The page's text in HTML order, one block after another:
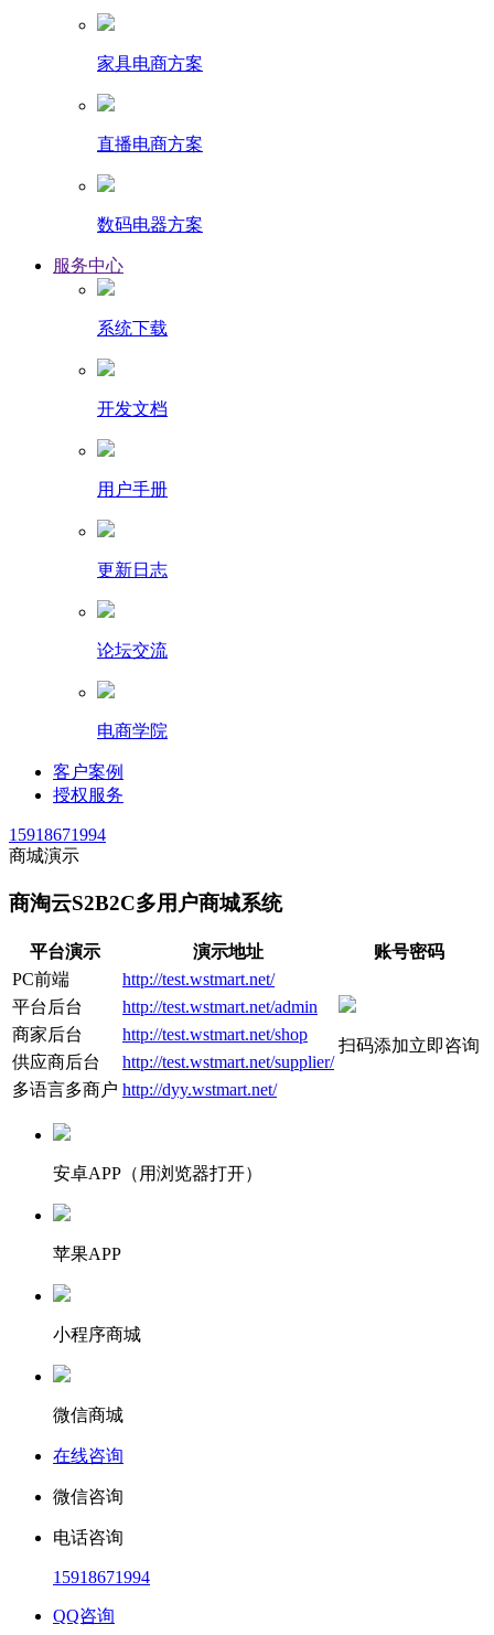
家具电商方案
直播电商方案
数码电器方案
服务中心
系统下载
开发文档
用户手册
更新日志
论坛交流
电商学院
客户案例
授权服务
15918671994
商城演示
商淘云S2B2C多用户商城系统
平台演示 演示地址
账号密码
PC前端
http://test.wstmart.net/
扫码添加立即咨询
平台后台
http://test.wstmart.net/admin
商家后台
http://test.wstmart.net/shop
供应商后台
http://test.wstmart.net/supplier/
多语言多商户 http://dyy.wstmart.net/
安卓APP（用浏览器打开）
苹果APP
小程序商城
微信商城
在线咨询
微信咨询
电话咨询
15918671994
QQ咨询